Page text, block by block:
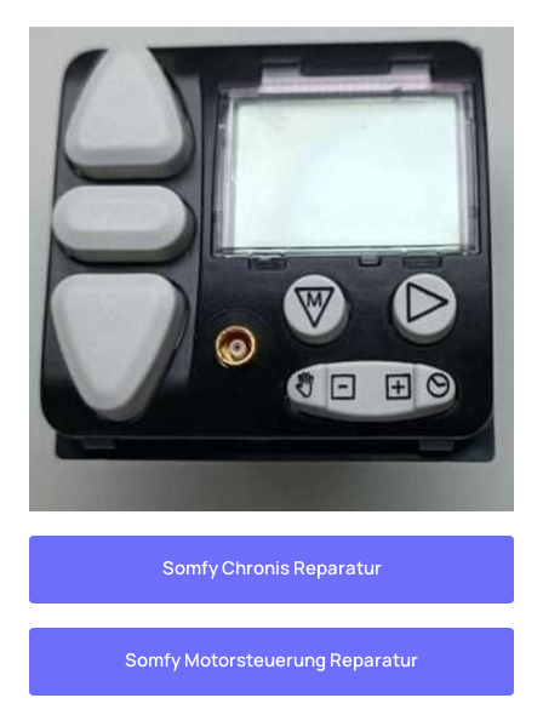
Somfy Chronis Reparatur
Somfy Motorsteuerung Reparatur